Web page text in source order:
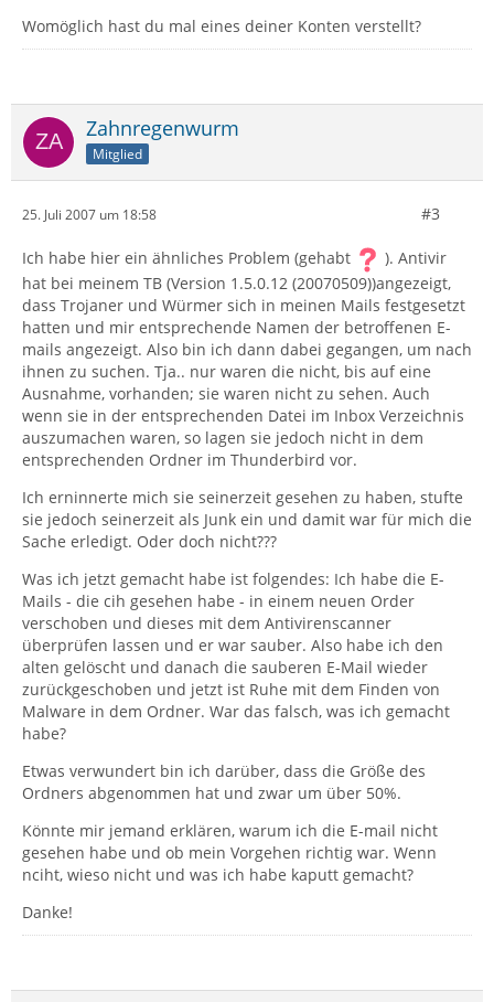
Womöglich hast du mal eines deiner Konten verstellt?
Zahnregenwurm
Mitglied
25. Juli 2007 um 18:58 #3
Ich habe hier ein ähnliches Problem (gehabt
). Antivir
hat bei meinem TB (Version 1.5.0.12 (20070509))angezeigt,
dass Trojaner und Würmer sich in meinen Mails festgesetzt
hatten und mir entsprechende Namen der betroffenen E-
mails angezeigt. Also bin ich dann dabei gegangen, um nach
ihnen zu suchen. Tja.. nur waren die nicht, bis auf eine
Ausnahme, vorhanden; sie waren nicht zu sehen. Auch
wenn sie in der entsprechenden Datei im Inbox Verzeichnis
auszumachen waren, so lagen sie jedoch nicht in dem
entsprechenden Ordner im Thunderbird vor.
Ich erninnerte mich sie seinerzeit gesehen zu haben, stufte
sie jedoch seinerzeit als Junk ein und damit war für mich die
Sache erledigt. Oder doch nicht???
Was ich jetzt gemacht habe ist folgendes: Ich habe die E-
Mails - die cih gesehen habe - in einem neuen Order
verschoben und dieses mit dem Antivirenscanner
überprüfen lassen und er war sauber. Also habe ich den
alten gelöscht und danach die sauberen E-Mail wieder
zurückgeschoben und jetzt ist Ruhe mit dem Finden von
Malware in dem Ordner. War das falsch, was ich gemacht
habe?
Etwas verwundert bin ich darüber, dass die Größe des
Ordners abgenommen hat und zwar um über 50%.
Könnte mir jemand erklären, warum ich die E-mail nicht
gesehen habe und ob mein Vorgehen richtig war. Wenn
nciht, wieso nicht und was ich habe kaputt gemacht?
Danke!